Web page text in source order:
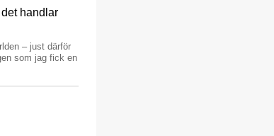
handlar
– just därför
som jag fick en